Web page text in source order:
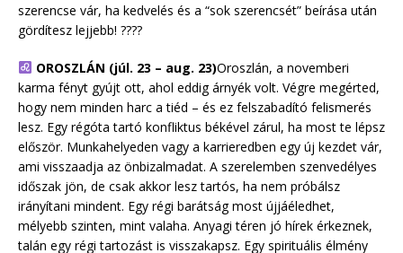
szerencse vár, ha kedvelés és a “sok szerencsét” beírása után
gördítesz lejjebb! ????
OROSZLÁN (júl. 23 – aug. 23)Oroszlán, a novemberi
karma fényt gyújt ott, ahol eddig árnyék volt. Végre megérted,
hogy nem minden harc a tiéd – és ez felszabadító felismerés
lesz. Egy régóta tartó konfliktus békével zárul, ha most te lépsz
először. Munkahelyeden vagy a karrieredben egy új kezdet vár,
ami visszaadja az önbizalmadat. A szerelemben szenvedélyes
időszak jön, de csak akkor lesz tartós, ha nem próbálsz
irányítani mindent. Egy régi barátság most újjáéledhet,
mélyebb szinten, mint valaha. Anyagi téren jó hírek érkeznek,
talán egy régi tartozást is visszakapsz. Egy spirituális élmény